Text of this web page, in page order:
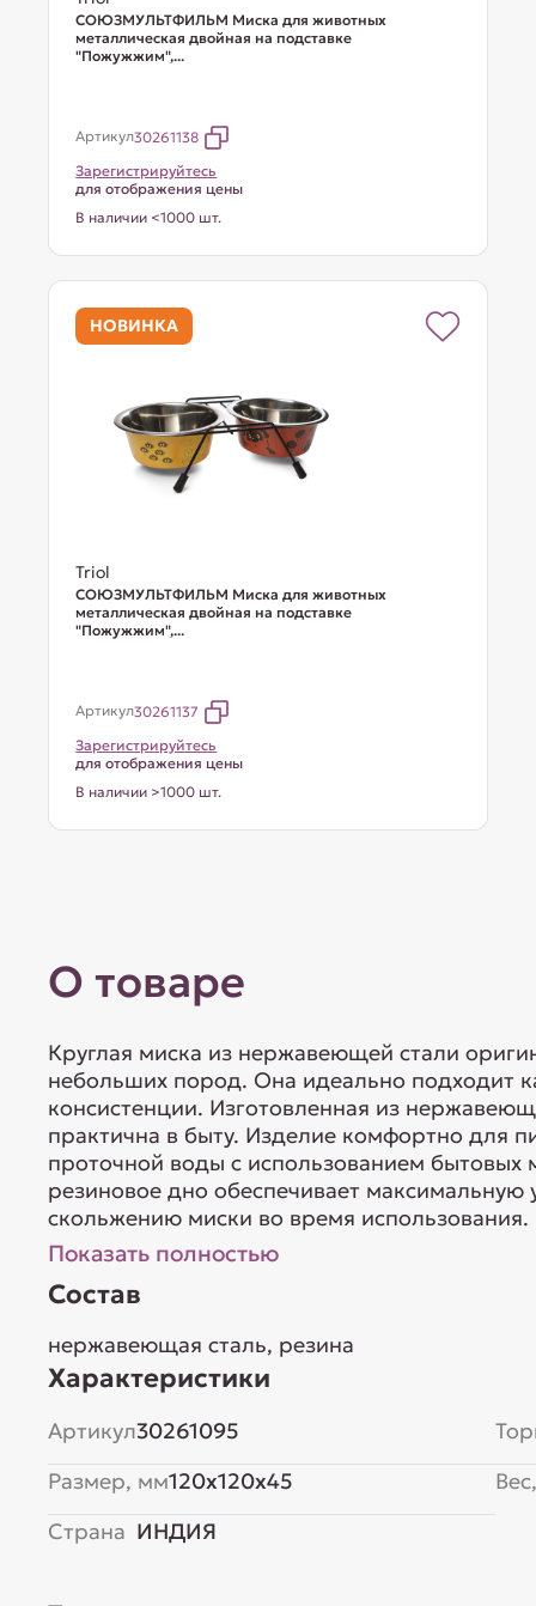
СОЮЗМУЛЬТФИЛЬМ Миска для животных
металлическая двойная на подставке
"Пожужжим",...
Артикул30261138
Зарегистрируйтесь
для отображения цены
В наличии <1000 шт.
НОВИНКА
Triol
СОЮЗМУЛЬТФИЛЬМ Миска для животных
металлическая двойная на подставке
"Пожужжим",...
Артикул30261137
Зарегистрируйтесь
для отображения цены
В наличии >1000 шт.
О товаре
Круглая миска из нержавеющей стали
небольших пород. Она идеально подходит
консистенции. Изготовленная из
практична в быту. Изделие комфортно для
проточной воды с использованием
резиновое дно обеспечивает максимальную
скольжению миски во время
Показать полностью
Состав
нержавеющая сталь, резина
Характеристики
Артикул30261095
Размер, мм120x120x45
Страна ИНДИЯ